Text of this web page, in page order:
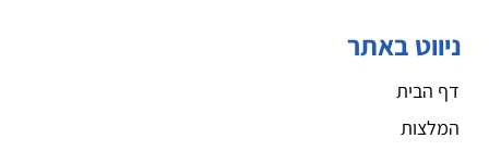
ניווט באתר
דף הבית
המלצות